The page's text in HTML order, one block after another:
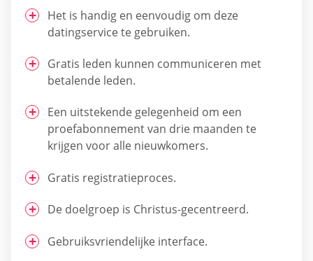
Het is handig en eenvoudig om deze
datingservice te gebruiken.
Gratis leden kunnen communiceren met
betalende leden.
Een uitstekende gelegenheid om een
proefabonnement van drie maanden te
krijgen voor alle nieuwkomers.
Gratis registratieproces.
De doelgroep is Christus-gecentreerd.
Gebruiksvriendelijke interface.